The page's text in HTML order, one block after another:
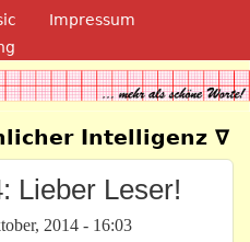
Impressum
Intelligenz ∇
Lieber Leser!
2014 - 16:03